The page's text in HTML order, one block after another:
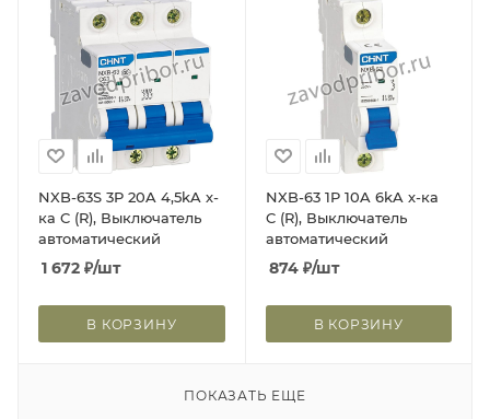
NXB-63S 3P 20A 4,5kA х-
ка C (R), Выключатель
автоматический
1 672 ₽/шт
В КОРЗИНУ
NXB-63 1P 10A 6kA х-ка
C (R), Выключатель
автоматический
874₽/шт
В КОРЗИНУ
ПОКАЗАТЬ ЕЩЕ